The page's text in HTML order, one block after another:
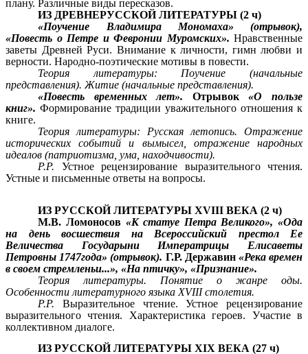
плану. Различные виды пересказов.
ИЗ ДРЕВНЕРУССКОЙ ЛИТЕРАТУРЫ (2 ч)
«Поучение Владимира Мономаха» (отрывок),
«Повесть о Петре и Февронии Муромских». Нравственные
заветы Древней Руси. Внимание к личности, гимн любви и
верности. Народно-поэтические мотивы в повести.
Теория литературы: Поучение (начальные
представления). Житие (начальные представления).
«Повесть временных лет». Отрывок«О пользе
книг». Формирование традиции уважительного отношения к
книге.
Теория литературы: Русская летопись. Отражение
исторических событий и вымысел, отражение народных
идеалов (патриотизма, ума, находчивости).
P.P. Устное рецензирование выразительного чтения.
Устные и письменные ответы на вопросы.
ИЗ РУССКОЙ ЛИТЕРАТУРЫ XVIII ВЕКА (2 ч)
М.В. Ломоносов «К статуе Петра Великого», «Ода
на день восшествия на Всероссийский престол Ее
Величества Государыни Императрицы Елисаветы
Петровны 1747года» (отрывок). Г.Р. Державин «Река времен
в своем стремленьи...», «На птичку», «Признание».
Теория литературы. Понятие о жанре оды.
Особенности литературного языка XVIII столетия.
P.P. Выразительное чтение. Устное рецензирование
выразительного чтения. Характеристика героев. Участие в
коллективном диалоге.
ИЗ РУССКОЙ ЛИТЕРАТУРЫ XIX ВЕКА (27 ч)